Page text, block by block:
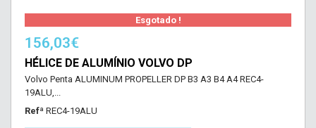
Esgotado !
156,03€
HÉLICE DE ALUMÍNIO VOLVO DP
Volvo Penta ALUMINUM PROPELLER DP B3 A3 B4 A4 REC4-
19ALU,...
Refª REC4-19ALU